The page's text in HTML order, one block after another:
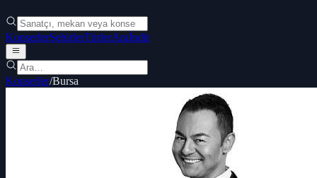
KonserlerŞehirlerTürlerAraİndir
Konserler/Bursa